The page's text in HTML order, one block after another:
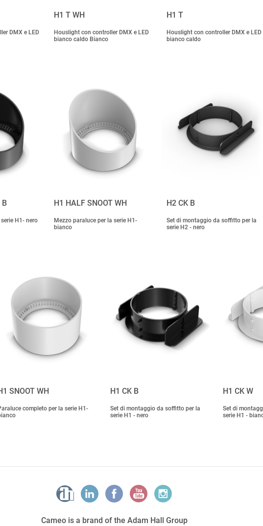
DMX e LED
H1 T WH
Houslight con controller DMX e LED
bianco caldo Bianco
H1 T
Houslight con controller DMX e LED
bianco caldo
B
H1- nero
H1 HALF SNOOT WH
Mezzo paraluce per la serie H1-
bianco
H2 CK B
Set di montaggio da soffitto per la
serie H2 - nero
SNOOT WH
completo per la serie H1-
H1 CK B
Set di montaggio da soffitto per la
serie H1 - nero
H1 CK W
Set di
serie H1 -
Cameo is a brand of the Adam Hall Group